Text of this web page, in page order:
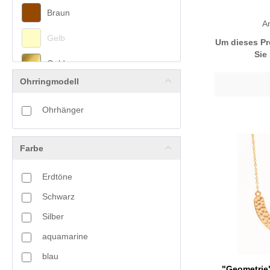
Symbol
Tassel
Tibet
Woodland
Braun
Gelb
Gold
Grau
Grün
Lila
Orange
Pink
Ohrringmodell
Ohrhänger
Farbe
Erdtöne
Schwarz
Silber
aquamarine
blau
Um dieses